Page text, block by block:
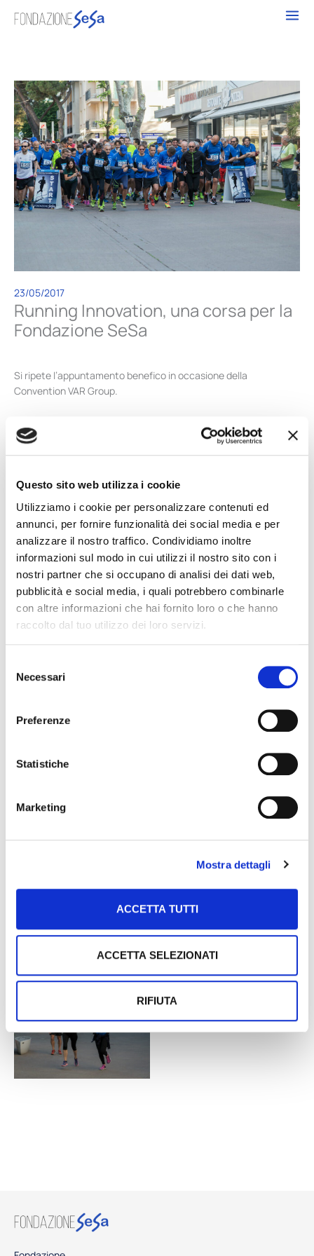
Questo sito web utilizza i cookie
Utilizziamo i cookie per personalizzare contenuti ed
annunci, per fornire funzionalità dei social media e per
analizzare il nostro traffico. Condividiamo inoltre
informazioni sul modo in cui utilizzi il nostro sito con i
nostri partner che si occupano di analisi dei dati web,
pubblicità e social media, i quali potrebbero combinarle
con altre informazioni che hai fornito loro o che hanno
raccolto dal tuo utilizzo dei loro servizi.
delNecessari
Preferenze
Statistiche
Marketing
Mostra dettagli
ACCETTA TUTTI
ACCETTA SELEZIONATI
RIFIUTA
23/05/2017
Running Innovation, una corsa per la
Fondazione SeSa
Si ripete l’appuntamento benefico in occasione della
Convention VAR Group.
si è tenuta la corsa di 5 km “Running Innovation” sponsored by
HPE: 145 i runner che hanno preso parte all’iniziativa per la
devoluta all’A.I.L (Associazione Italiana contro le Leucemie-
Linfomi e Mieloma Onlus), in ricordo di Giacomo Bagnoli, il
collega scomparso prematuramente lo scorso aprile.